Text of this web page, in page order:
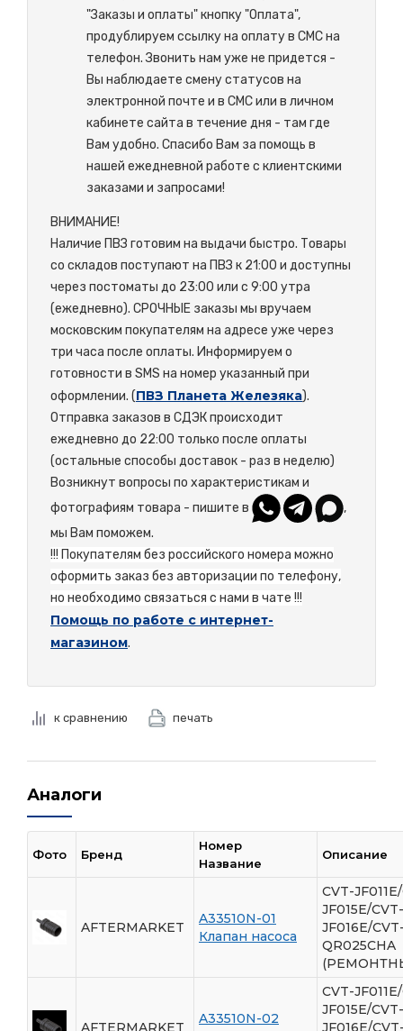
"Заказы и оплаты" кнопку "Оплата",
продублируем ссылку на оплату в СМС на
телефон. Звонить нам уже не придется -
Вы наблюдаете смену статусов на
электронной почте и в СМС или в личном
кабинете сайта в течение дня - там где
Вам удобно. Спасибо Вам за помощь в
нашей ежедневной работе с клиентскими
заказами и запросами!
ВНИМАНИЕ!
Наличие ПВЗ готовим на выдачи быстро. Товары
со складов поступают на ПВЗ к 21:00 и доступны
через постоматы до 23:00 или с 9:00 утра
(ежедневно). СРОЧНЫЕ заказы мы вручаем
московским покупателям на адресе уже через
три часа после оплаты. Информируем о
готовности в SMS на номер указанный при
оформлении. (ПВЗ Планета Железяка).
Отправка заказов в СДЭК происходит
ежедневно до 22:00 только после оплаты
(остальные способы доставок - раз в неделю)
Возникнут вопросы по характеристикам и
фотографиям товара - пишите в
,
мы Вам поможем.
!!! Покупателям без российского номера можно
оформить заказ без авторизации по телефону,
но необходимо связаться с нами в чате !!!
Помощь по работе с интернет-
магазином.
к сравнению печать
Аналоги
Фото Бренд
Номер
Название
Описание
AFTERMARKET
A33510N-01
Клапан насоса
CVT-
JF015E/CVT-
JF016E/
QR025CHA
AFTERMARKET
A33510N-02
CVT-
JF015E/CVT-
JF016E/